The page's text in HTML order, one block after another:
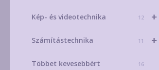
+
Kép- és videotechnika 12
+
Számítástechnika 11
Többet kevesebbért 16